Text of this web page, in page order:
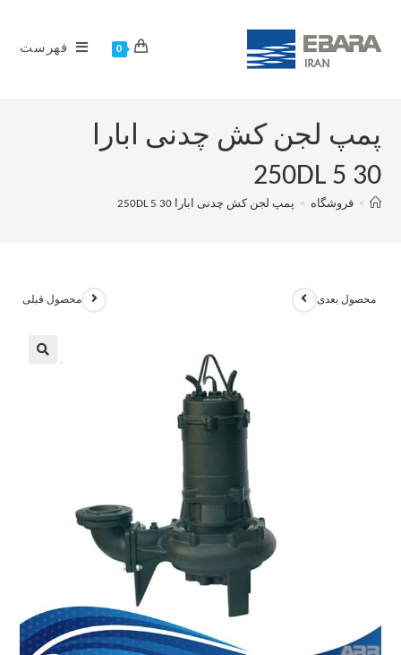
0 فهرست
پمپ لجن کش چدنی ابارا
250DL 5 30
> فروشگاه > پمپ لجن کش چدنی ابارا 250DL 5 30
محصول قبلی محصول بعدی